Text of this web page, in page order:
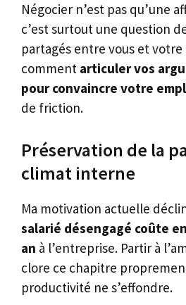
Négocier n’est pas qu’une
c’est surtout une question
partagés entre vous et votre
comment articuler vos
pour convaincre votre
de friction.
Préservation de la
climat interne
Ma motivation actuelle
salarié désengagé coûte
an à l’entreprise. Partir à
clore ce chapitre
productivité ne s’effondre.